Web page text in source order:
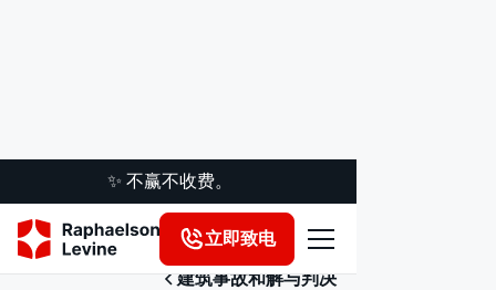
✨ 不赢不收费。
立即致电
建筑事故和解与判决